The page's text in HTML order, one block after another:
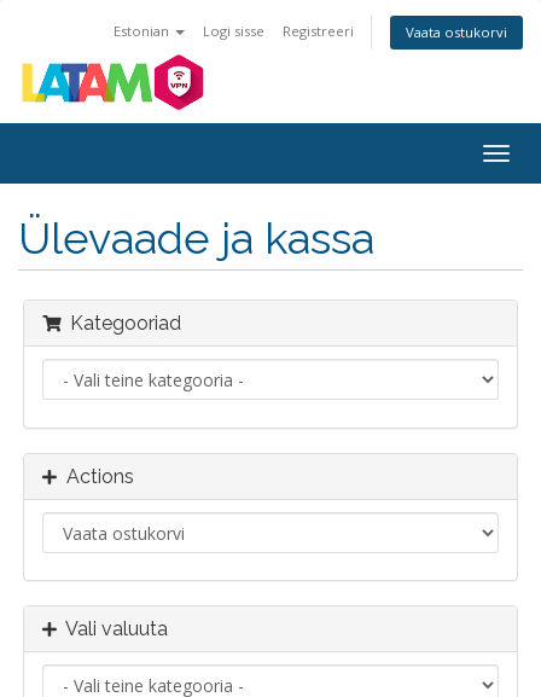
Estonian Logi sisse Registreeri Vaata ostukorvi
Ülevaade ja kassa
Kategooriad
Actions
Vali valuuta